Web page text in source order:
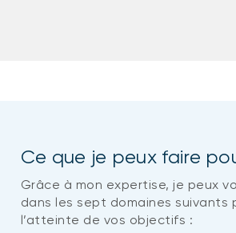
Ce que je peux faire
Grâce à mon expertise, je peux
dans les sept domaines suivants
l’atteinte de vos objectifs :